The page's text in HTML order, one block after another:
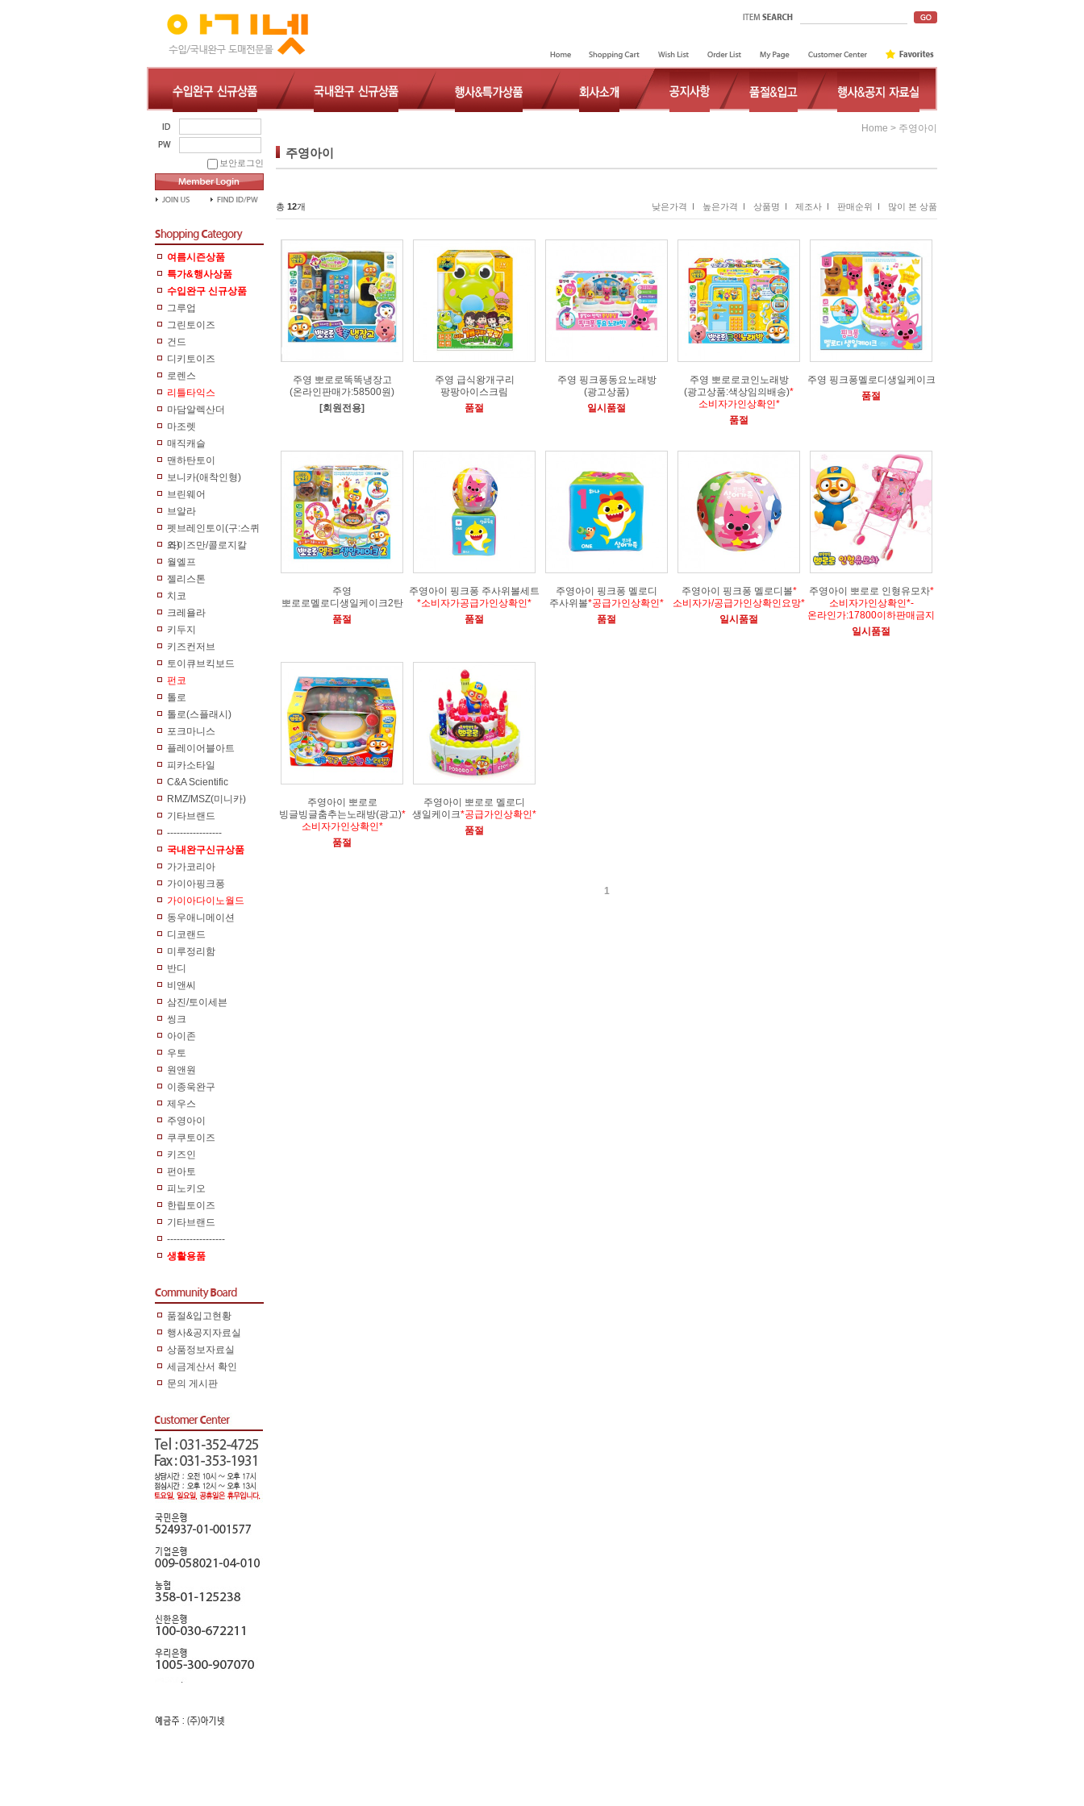
보안로그인
여름시즌상품
특가&행사상품
수입완구 신규상품
그루업
그린토이즈
건드
디키토이즈
로렌스
리틀타익스
마담알렉산더
마조렛
매직캐슬
맨하탄토이
보니카(애착인형)
브린웨어
브알라
펫브레인토이(구:스퀴
즈)
와이즈만/콜로지칼
월엘프
젤리스톤
치코
크레욜라
키두지
키즈컨저브
토이큐브킥보드
펀코
톨로
톨로(스플래시)
포크마니스
플레이어블아트
피카소타일
C&A Scientific
RMZ/MSZ(미니카)
기타브랜드
-----------------
국내완구신규상품
가가코리아
가이아핑크퐁
가이아다이노월드
동우애니메이션
디코랜드
미루정리함
반디
비앤씨
삼진/토이세븐
씽크
아이존
우토
원앤원
이종욱완구
제우스
주영아이
쿠쿠토이즈
키즈인
펀아토
피노키오
한립토이즈
기타브랜드
------------------
생활용품
품절&입고현황
행사&공지자료실
상품정보자료실
세금계산서 확인
문의 게시판
Home > 주영아이
주영아이
총 12개 낮은가격 I 높은가격 I 상품명 I 제조사 I 판매순위 I 많이 본 상품
주영 뽀로로똑똑냉장고
(온라인판매가:58500원)
[회원전용]
주영 급식왕개구리
팡팡아이스크림
품절
주영 핑크퐁동요노래방
(광고상품)
일시품절
주영 뽀로로코인노래방
(광고상품:색상임의배송)*
소비자가인상확인*
품절
주영 핑크퐁멜로디생일케이크
품절
주영
뽀로로멜로디생일케이크2탄
품절
주영아이 핑크퐁 주사위볼세트
*소비자가공급가인상확인*
품절
주영아이 핑크퐁 멜로디
주사위볼*공급가인상확인*
품절
주영아이 핑크퐁 멜로디볼*
소비자가/공급가인상확인요망*
일시품절
주영아이 뽀로로 인형유모차*
소비자가인상확인*-
온라인가:17800이하판매금지
일시품절
주영아이 뽀로로
빙글빙글춤추는노래방(광고)*
소비자가인상확인*
품절
주영아이 뽀로로 멜로디
생일케이크*공급가인상확인*
품절
1